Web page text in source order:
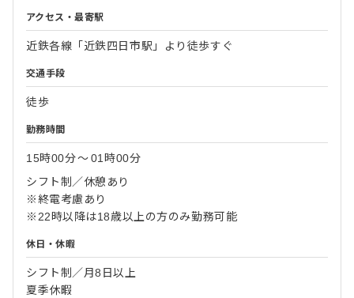
アクセス・最寄駅
近鉄各線「近鉄四日市駅」より徒歩すぐ
交通手段
徒歩
勤務時間
15時00分〜01時00分
シフト制／休憩あり
※終電考慮あり
※22時以降は18歳以上の方のみ勤務可能
休日・休暇
シフト制／月8日以上
夏季休暇